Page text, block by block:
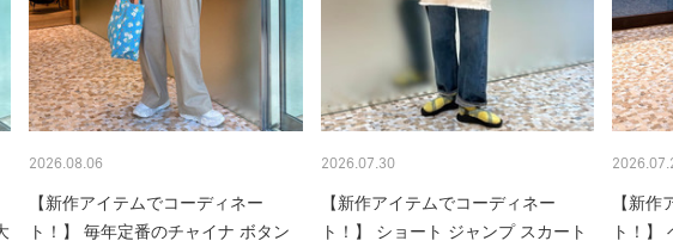
2026.08.06
【新作アイテムでコーディネー
ト！】 毎年定番のチャイナ ボタン
2026.07.30
【新作アイテムでコーディネー
ト！】 ショート ジャンプ スカート
【新
ト！】